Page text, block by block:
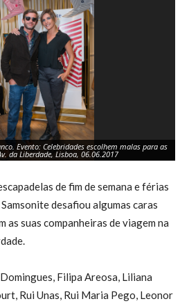
Evento: Celebridades escolhem malas para as
da Liberdade, Lisboa, 06.06.2017
de fim de semana e férias
desafiou algumas caras
as suas companheiras de viagem na
Filipa Areosa, Liliana
Rui Unas, Rui Maria Pego, Leonor